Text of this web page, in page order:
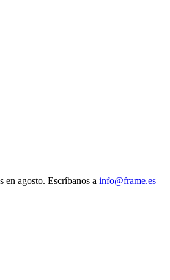
en agosto. Escríbanos a info@frame.es